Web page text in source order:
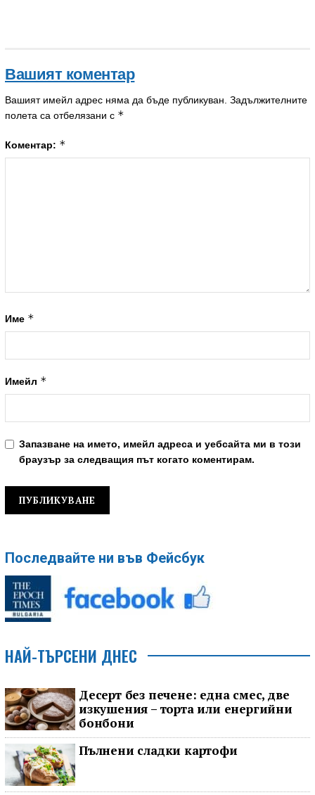
Вашият коментар
Вашият имейл адрес няма да бъде публикуван. Задължителните
полета са отбелязани с *
Коментар: *
Име *
Имейл *
Запазване на името, имейл адреса и уебсайта ми в този
браузър за следващия път когато коментирам.
Последвайте ни във Фейсбук
НАЙ-ТЪРСЕНИ ДНЕС
Десерт без печене: една смес, две
изкушения – торта или енергийни
бонбони
Пълнени сладки картофи